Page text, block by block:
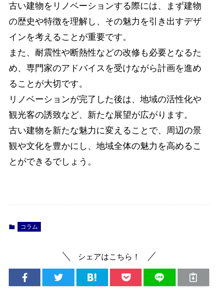
古い建物をリノベーションする際には、まず建物
の歴史や特徴を理解し、その魅力を引き出すデザ
インを考えることが重要です。
また、耐震性や断熱性などの改修も必要となるた
め、専門家のアドバイスを受けながら計画を進め
ることが大切です。
リノベーションが完了した後は、地域の活性化や
観光客の誘致など、新たな展望が広がります。
古い建物を新たな魅力に変えることで、周辺の景
観や文化を豊かにし、地域全体の魅力を高めるこ
とができるでしょう。
コラム
シェアはこちら！